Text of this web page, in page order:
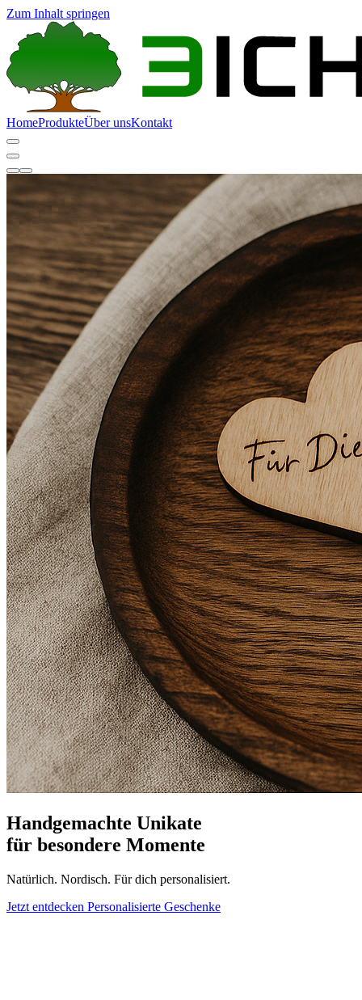
Zum Inhalt springen
HomeProdukteÜber unsKontakt
Handgemachte Unikate
für besondere Momente
Natürlich. Nordisch. Für dich personalisiert.
Jetzt entdecken Personalisierte Geschenke